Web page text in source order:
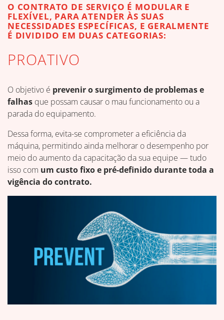
O CONTRATO DE SERVIÇO É MODULAR E
FLEXÍVEL, PARA ATENDER ÀS SUAS
NECESSIDADES ESPECÍFICAS, E GERALMENTE
É DIVIDIDO EM DUAS CATEGORIAS:
PROATIVO
O objetivo é prevenir o surgimento de problemas e
falhas que possam causar o mau funcionamento ou a
parada do equipamento.
Dessa forma, evita-se comprometer a eficiência da
máquina, permitindo ainda melhorar o desempenho por
meio do aumento da capacitação da sua equipe — tudo
isso com um custo fixo e pré-definido durante toda a
vigência do contrato.